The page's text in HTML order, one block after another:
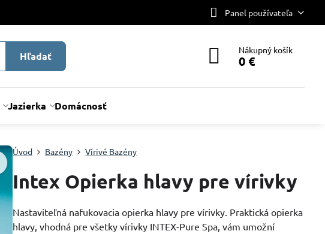
Panel používateľa
Hľadať Nákupný košík
0 €
Jazierka Domácnosť
Úvod Bazény Vírivé Bazény
Intex Opierka hlavy pre vírivky
Nastaviteľná nafukovacia opierka hlavy pre vírivky. Praktická opierka
hlavy, vhodná pre všetky vírivky INTEX-Pure Spa, vám umožní